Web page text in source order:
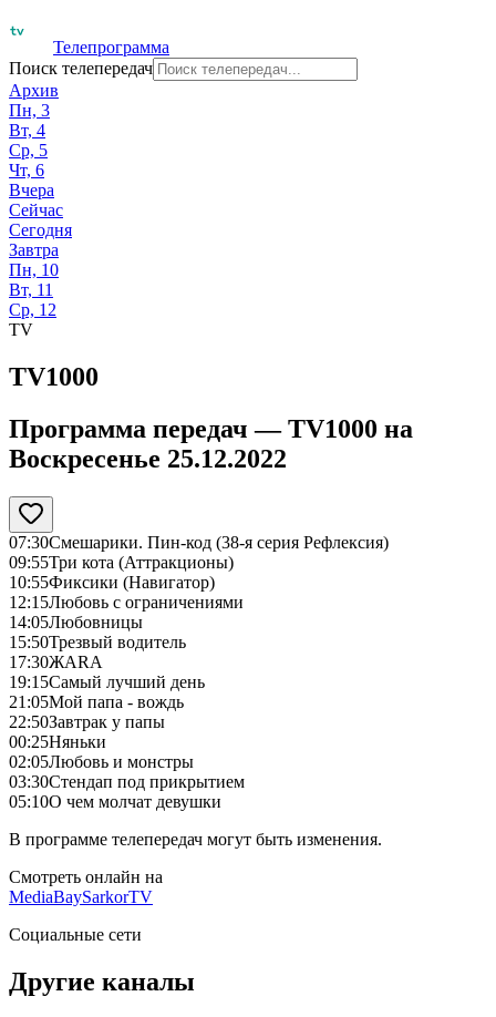
Телепрограмма
Поиск телепередач
Архив
Пн, 3
Вт, 4
Ср, 5
Чт, 6
Вчера
Сейчас
Сегодня
Завтра
Пн, 10
Вт, 11
Ср, 12
TV
TV1000
Программа передач —TV1000 на
Воскресенье 25.12.2022
07:30Смешарики. Пин-код (38-я серия Рефлексия)
09:55Три кота (Аттракционы)
10:55Фиксики (Навигатор)
12:15Любовь с ограничениями
14:05Любовницы
15:50Трезвый водитель
17:30ЖАRА
19:15Самый лучший день
21:05Мой папа - вождь
22:50Завтрак у папы
00:25Няньки
02:05Любовь и монстры
03:30Стендап под прикрытием
05:10О чем молчат девушки
В программе телепередач могут быть изменения.
Смотреть онлайн на
MediaBaySarkorTV
Социальные сети
Другие каналы